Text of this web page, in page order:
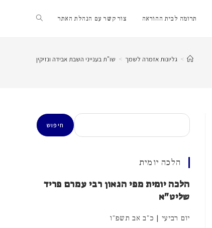
תרומה לבית ההוראה צור קשר עם הנהלת האתר Toggle
website > גליונות אזמרה לשמך > שו"ת בענייני השבת אבידה ונזיקין
חיפוש
חיפוש
הלכה יומית
הלכה יומית מפי הגאון רבי עמרם פריד
שליט"א
יום רביעי | כ"ב אב תשפ"ו